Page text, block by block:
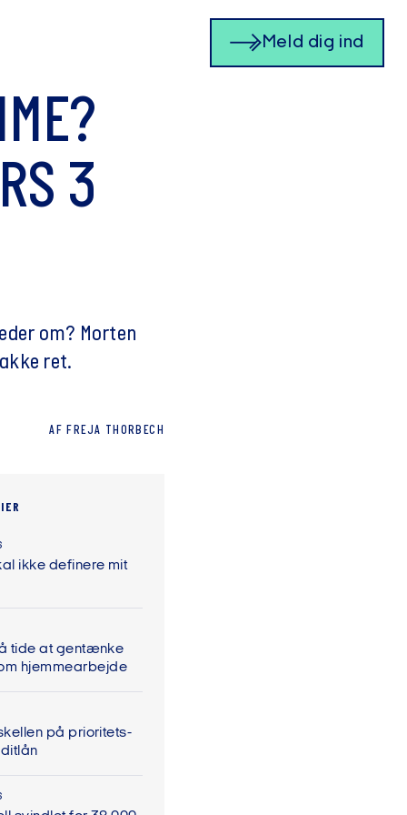
Meld dig ind
3
om? Morten
ret.
AFFREJA THORBECH
ikke definere mit
tide at gentænke
hjemmearbejde
på prioritets-